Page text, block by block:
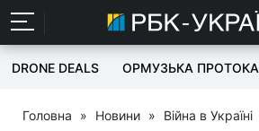
DRONE DEALS ОРМУЗЬКА ПРОТОКА
Головна » Новини » Війна в Україні